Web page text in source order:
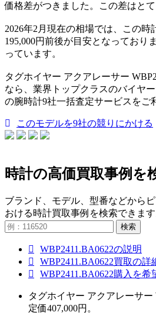
価格差がつきました。この差はとて
2026年2月現在の相場では、この時
195,000円前後が目安となっており
っています。
タグホイヤー アクアレーサー
なら、業界トップクラスのバイヤ
の腕時計9社一括査定サービスをご
このモデルを9社の競りにかける
時計の高価買取事例を
ブランド、モデル、型番などから
おける時計買取事例を検索できます
検索
WBP2411.BA0622の説明
WBP2411.BA0622買取の詳
WBP2411.BA0622購入を希
タグホイヤー アクアレーサ
定価407,000円。